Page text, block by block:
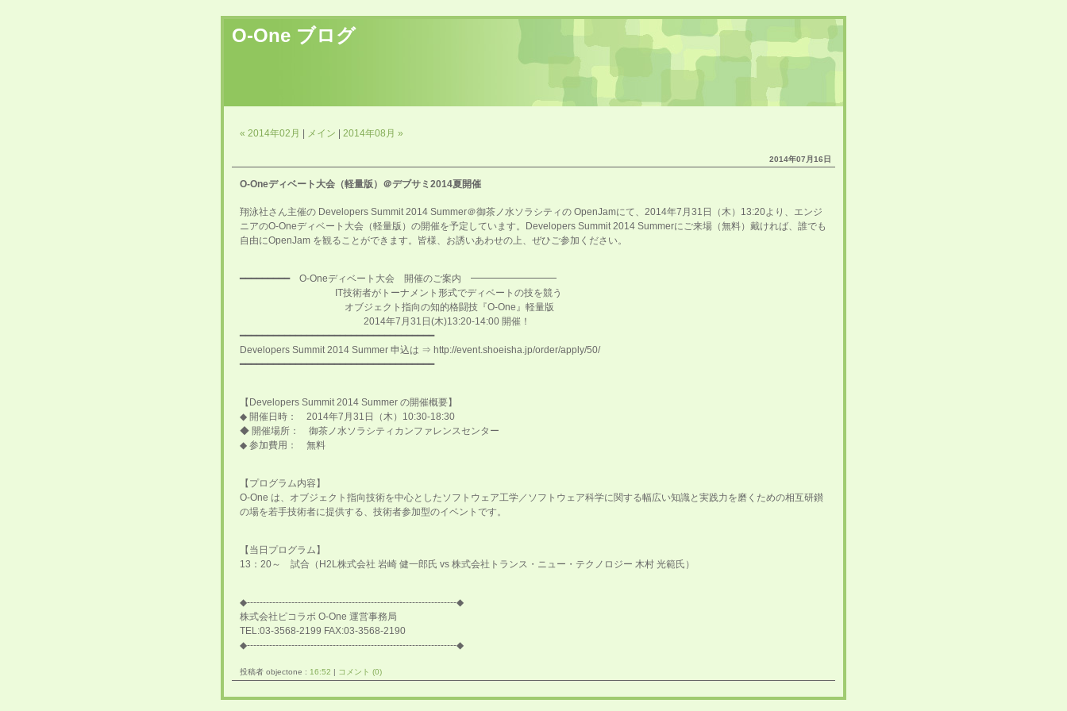
O-One ブログ
« 2014年02月 メイン 2014年08月 »
2014年07月16日
O-Oneディベート大会（軽量版）＠デブサミ2014夏開催
翔泳社さん主催の Developers Summit 2014 Summer＠御茶ノ水ソラシティの OpenJamにて、2014年7月31日（木）13:20より、エンジ
ニアのO-Oneディベート大会（軽量版）の開催を予定しています。Developers Summit 2014 Summerにご来場（無料）戴ければ、誰でも
自由にOpenJam を観ることができます。皆様、お誘いあわせの上、ぜひご参加ください。
━━━━━━━━━ O-Oneディベート大会 開催のご案内 ━━━━━━━━━
IT技術者がトーナメント形式でディベートの技を競う
オブジェクト指向の知的格闘技『O-One』軽量版
2014年7月31日(木)13:20-14:00 開催！
━━━━━━━━━━━━━━━━━━━━━━━━━━━━━━━━━━━
Developers Summit 2014 Summer 申込は ⇒ http://event.shoeisha.jp/order/apply/50/
━━━━━━━━━━━━━━━━━━━━━━━━━━━━━━━━━━━
【Developers Summit 2014 Summer の開催概要】
◆ 開催日時： 2014年7月31日（木）10:30-18:30
◆ 開催場所： 御茶ノ水ソラシティカンファレンスセンター
◆ 参加費用： 無料
【プログラム内容】
O-One は、オブジェクト指向技術を中心としたソフトウェア工学／ソフトウェア科学に関する幅広い知識と実践力を磨くための相互研鑚
の場を若手技術者に提供する、技術者参加型のイベントです。
【当日プログラム】
13：20～ 試合（H2L株式会社 岩崎 健一郎氏 vs 株式会社トランス・ニュー・テクノロジー 木村 光範氏）
◆------------------------------------------------------------------◆
株式会社ピコラボ O-One 運営事務局
TEL:03-3568-2199 FAX:03-3568-2190
◆------------------------------------------------------------------◆
投稿者 objectone : 16:52 | コメント (0)